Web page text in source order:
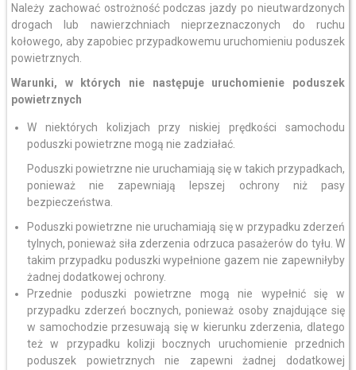
Należy zachować ostrożność podczas jazdy po nieutwardzonych
drogach lub nawierzchniach nieprzeznaczonych do ruchu
kołowego, aby zapobiec przypadkowemu uruchomieniu poduszek
powietrznych.
Warunki, w których nie następuje uruchomienie poduszek
powietrznych
W niektórych kolizjach przy niskiej prędkości samochodu
poduszki powietrzne mogą nie zadziałać.
Poduszki powietrzne nie uruchamiają się w takich przypadkach,
ponieważ nie zapewniają lepszej ochrony niż pasy
bezpieczeństwa.
Poduszki powietrzne nie uruchamiają się w przypadku zderzeń
tylnych, ponieważ siła zderzenia odrzuca pasażerów do tyłu. W
takim przypadku poduszki wypełnione gazem nie zapewniłyby
żadnej dodatkowej ochrony.
Przednie poduszki powietrzne mogą nie wypełnić się w
przypadku zderzeń bocznych, ponieważ osoby znajdujące się
w samochodzie przesuwają się w kierunku zderzenia, dlatego
też w przypadku kolizji bocznych uruchomienie przednich
poduszek powietrznych nie zapewni żadnej dodatkowej